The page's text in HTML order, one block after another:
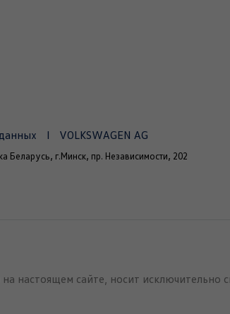
VOLKSWAGEN AG
Беларусь, г.Минск, пр. Независимости, 202
настоящем сайте, носит исключительно